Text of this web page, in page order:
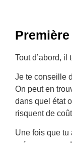
Tout d’abord, il
Je te conseille
On peut en
dans quel état
risquent de
Une fois que tu